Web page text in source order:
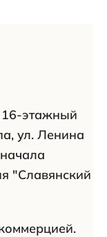
этажный
ул. Ленина
"Славянский